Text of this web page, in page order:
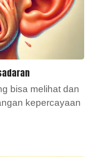
bisa melihat dan
kepercayaan